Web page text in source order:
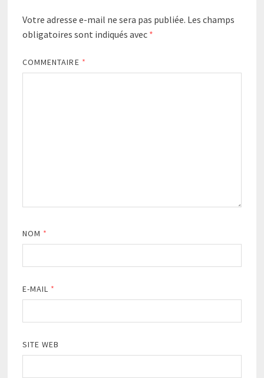
Votre adresse e-mail ne sera pas publiée. Les champs
obligatoires sont indiqués avec *
COMMENTAIRE *
NOM *
E-MAIL *
SITE WEB